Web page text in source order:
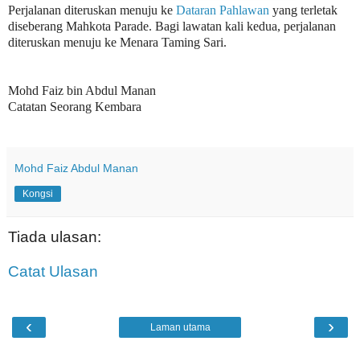
Perjalanan diteruskan menuju ke Dataran Pahlawan yang terletak
diseberang Mahkota Parade. Bagi lawatan kali kedua, perjalanan
diteruskan menuju ke Menara Taming Sari.
Mohd Faiz bin Abdul Manan
Catatan Seorang Kembara
Mohd Faiz Abdul Manan
Kongsi
Tiada ulasan:
Catat Ulasan
‹ ›
Laman utama